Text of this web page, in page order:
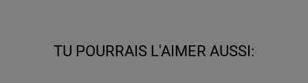
TU POURRAIS L'AIMER AUSSI: